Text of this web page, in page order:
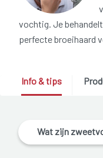
vochtig. Je
perfecte broeihaard
Info & tips
Wat zijn